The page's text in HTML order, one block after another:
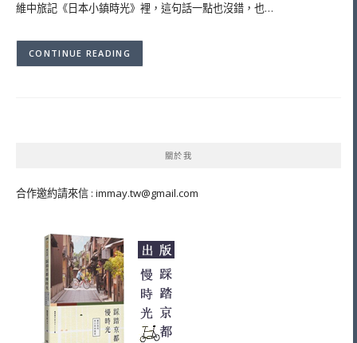
維中旅記《日本小鎮時光》裡，這句話一點也沒錯，也…
CONTINUE READING
關於我
合作邀約請來信 : immay.tw@gmail.com